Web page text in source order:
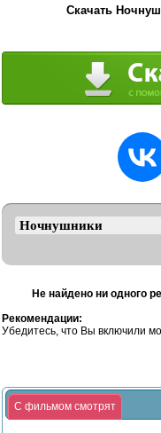
Скачать
Не найдено ни одного
Рекомендации:
Убедитесь, что Вы включили
С фильмом смотрят